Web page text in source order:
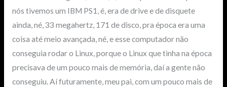
nós tivemos um IBM PS1, é, era de drive e de disquete
ainda, né, 33 megahertz, 171 de disco, pra época era uma
coisa até meio avançada, né, e esse computador não
conseguia rodar o Linux, porque o Linux que tinha na época
precisava de um pouco mais de memória, daí a gente não
conseguiu. Aí futuramente, meu pai, com um pouco mais de